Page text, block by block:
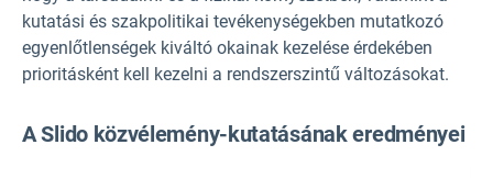
kutatási és szakpolitikai tevékenységekben mutatkozó
egyenlőtlenségek kiváltó okainak kezelése érdekében
prioritásként kell kezelni a rendszerszintű változásokat.
A Slido közvélemény-kutatásának eredményei